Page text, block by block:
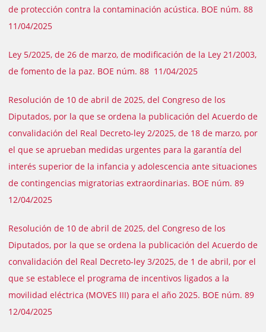
de protección contra la contaminación acústica. BOE núm. 88
11/04/2025
Ley 5/2025, de 26 de marzo, de modificación de la Ley 21/2003,
de fomento de la paz. BOE núm. 88 11/04/2025
Resolución de 10 de abril de 2025, del Congreso de los
Diputados, por la que se ordena la publicación del Acuerdo de
convalidación del Real Decreto-ley 2/2025, de 18 de marzo, por
el que se aprueban medidas urgentes para la garantía del
interés superior de la infancia y adolescencia ante situaciones
de contingencias migratorias extraordinarias. BOE núm. 89
12/04/2025
Resolución de 10 de abril de 2025, del Congreso de los
Diputados, por la que se ordena la publicación del Acuerdo de
convalidación del Real Decreto-ley 3/2025, de 1 de abril, por el
que se establece el programa de incentivos ligados a la
movilidad eléctrica (MOVES III) para el año 2025. BOE núm. 89
12/04/2025